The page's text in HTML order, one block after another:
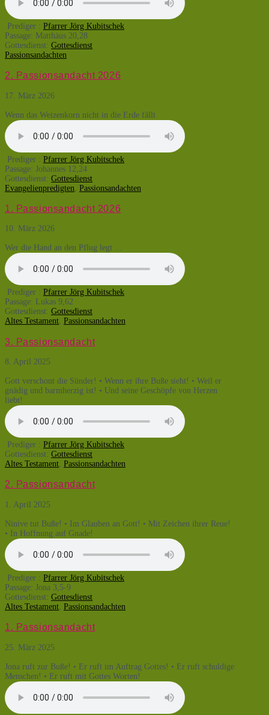
Prediger : Pfarrer Jörg Kubitschek
Passage: Matthäus 20,28
Gottesdienst: Gottesdienst
Passionsandachten
2. Passionsandacht 2026
17. März 2026
Wenn das Weizenkorn nicht in die Erde fällt
Prediger : Pfarrer Jörg Kubitschek
Passage: Johannes 12,24
Gottesdienst: Gottesdienst
Evangelienpredigten Passionsandachten
1. Passionsandacht 2026
10. März 2026
Wer die Hand an den Pflug legt ...
Prediger : Pfarrer Jörg Kubitschek
Passage: Lukas 9,62
Gottesdienst: Gottesdienst
Altes Testament, Passionsandachten
3. Passionsandacht
8. April 2025
Gott verschont die Sünder! • Wenn er ihre Buße sieht! • Weil er
gnädig und barmherzig ist! • Und seine Geschöpfe von Herzen
liebt!
Prediger : Pfarrer Jörg Kubitschek
Gottesdienst: Gottesdienst
Altes Testament, Passionsandachten
2. Passionsandacht
1. April 2025
Ninive tut Buße! • Im Glauben an Gott! • Mit Zeichen ihrer Reue!
• In Hoffnung auf Gnade!
Prediger : Pfarrer Jörg Kubitschek
Passage: Jona 3,5-9
Gottesdienst: Gottesdienst
Altes Testament Passionsandachten
1. Passionsandacht
25. März 2025
Jona ruft zur Buße! • Er ruft im Auftrag Gottes! • Er ruft schuldige
Menschen! • Er ruft mit Gottes Worten!